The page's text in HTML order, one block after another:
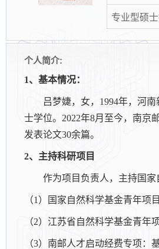
专业型硕
个人简介:
1、基本情况：
吕梦婕，女， 1994年，河南
士学位。 2022年8月至今，南京
发表论文30余篇。
2、主持科研项目
作为项目负责人，主持国
（1 ）国家自然科学基金青年项
（2）江苏省自然科学基金青年
（3）南邮人才启动经费专项：